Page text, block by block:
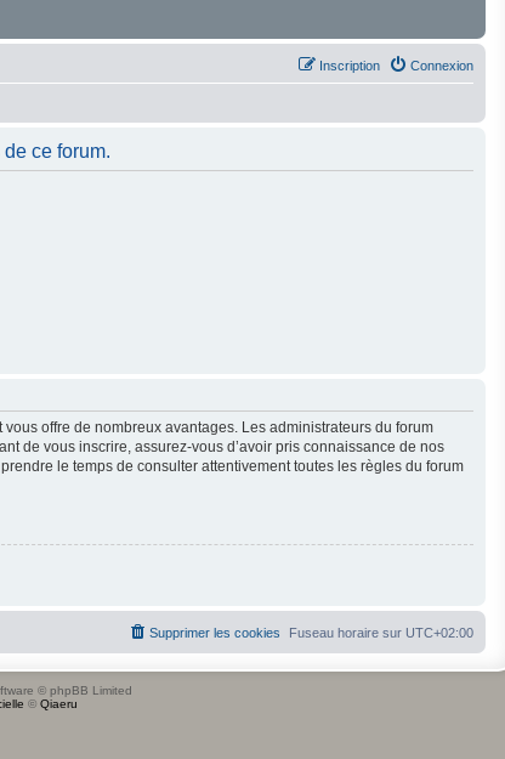
Connexion
Inscription
ce forum.
offre de nombreux avantages. Les administrateurs du forum
de vous inscrire, assurez-vous d’avoir pris connaissance de nos
le temps de consulter attentivement toutes les règles du forum
Fuseau horaire sur UTC+02:00
Supprimer les cookies
© phpBB Limited
© Qiaeru